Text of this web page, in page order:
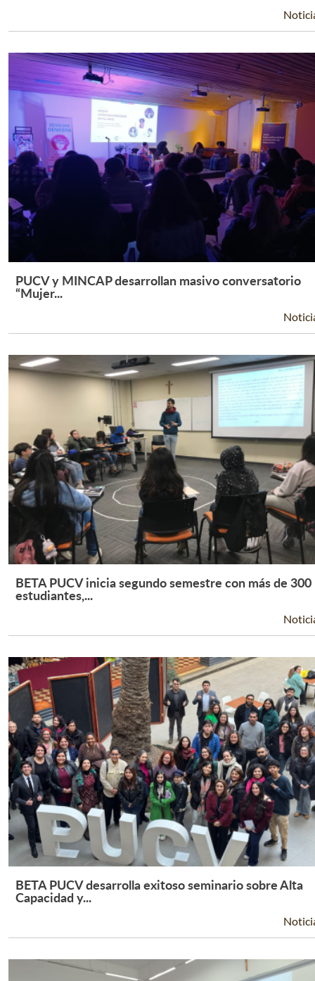
Leer Más +
PUCV y MINCAP desarrollan masivo conversatorio
“Mujer...
Leer Más +
BETA PUCV inicia segundo semestre con más de 300
estudiantes,...
Leer Más +
BETA PUCV desarrolla exitoso seminario sobre Alta
Capacidad y...